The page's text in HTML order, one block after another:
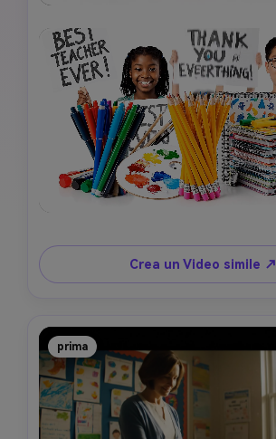
Crea un Video simile ↗
prima